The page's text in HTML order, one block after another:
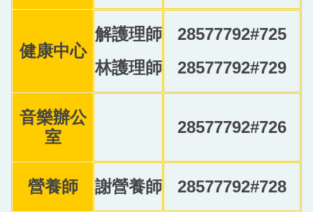
健康中心
解護理師
林護理師
28577792#725
28577792#729
音樂辦公
室
28577792#726
營養師 謝營養師 28577792#728